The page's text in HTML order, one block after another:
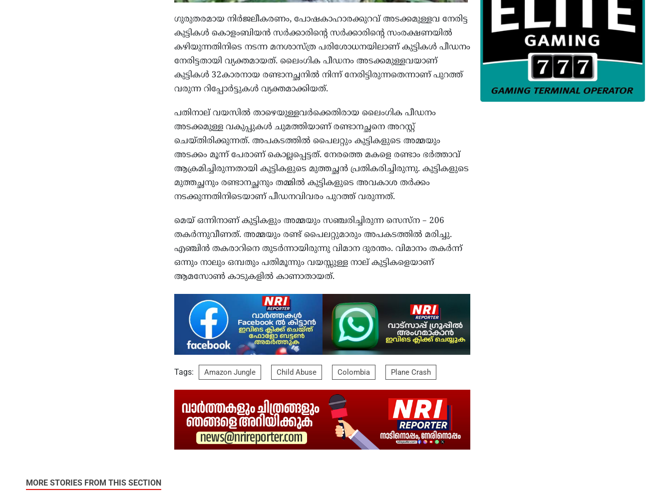
ഗുരുതരമായ നിര്‍ജലീകരണം, പോഷകാഹാരക്കുറവ് അടക്കമുള്ളവ നേരിട്ട
കുട്ടികള്‍ കൊളംബിയന്‍ സര്‍ക്കാരിന്‍റെ സര്‍ക്കാരിന്‍റെ സംരക്ഷണയില്‍
കഴിയുന്നതിനിടെ നടന്ന മനശാസ്ത്ര പരിശോധനയിലാണ് കുട്ടികള്‍ പീഡനം
നേരിട്ടതായി വ്യക്തമായത്. ലൈംഗിക പീഡനം അടക്കമുള്ളവയാണ്
കുട്ടികള്‍ 32കാരനായ രണ്ടാനച്ഛനില്‍ നിന്ന് നേരിട്ടിരുന്നതെന്നാണ് പുറത്ത്
വരുന്ന റിപ്പോര്‍ട്ടുകള്‍ വ്യക്തമാക്കിയത്.
പതിനാല് വയസില്‍ താഴെയുള്ളവര്‍ക്കെതിരായ ലൈംഗിക പീഡനം
അടക്കമുള്ള വകുപ്പുകള്‍ ചുമത്തിയാണ് രണ്ടാനച്ഛനെ അറസ്റ്റ്
ചെയ്തിരിക്കുന്നത്. അപകടത്തില്‍ പൈലറ്റും കുട്ടികളുടെ അമ്മയും
അടക്കം മൂന്ന് പേരാണ് കൊല്ലപ്പെട്ടത്. നേരത്തെ മകളെ രണ്ടാം ഭര്‍ത്താവ്
ആക്രമിച്ചിരുന്നതായി കുട്ടികളുടെ മുത്തച്ഛന്‍ പ്രതികരിച്ചിരുന്നു. കുട്ടികളുടെ
മുത്തച്ഛനും രണ്ടാനച്ഛനും തമ്മില്‍ കുട്ടികളുടെ അവകാശ തര്‍ക്കം
നടക്കുന്നതിനിടെയാണ് പീഡനവിവരം പുറത്ത് വരുന്നത്.
മെയ് ഒന്നിനാണ് കുട്ടികളും അമ്മയും സഞ്ചരിച്ചിരുന്ന സെസ്‌ന – 206
തകര്‍ന്നുവീണത്. അമ്മയും രണ്ട് പൈലറ്റുമാരും അപകടത്തില്‍ മരിച്ചു.
എഞ്ചിന്‍ തകരാറിനെ തുടര്‍ന്നായിരുന്നു വിമാന ദുരന്തം. വിമാനം തകർന്ന്
ഒന്നും നാലും ഒമ്പതും പതിമൂന്നും വയസ്സുള്ള നാല് കുട്ടികളെയാണ്
ആമസോൺ കാടുകളിൽ കാണാതായത്.
Tags: Amazon Jungle Child Abuse Colombia Plane Crash
MORE STORIES FROM THIS SECTION